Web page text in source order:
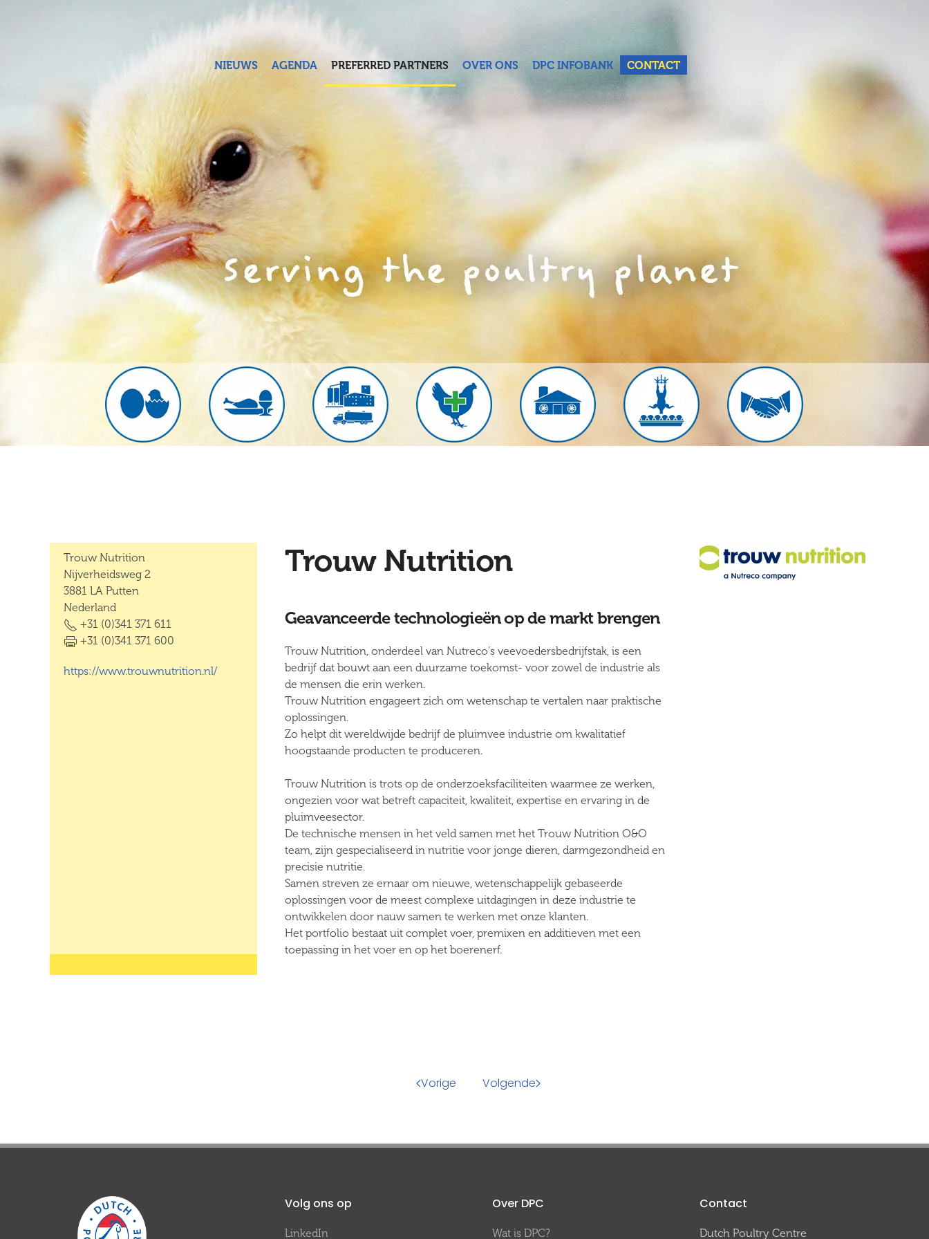
NIEUWS AGENDA PREFERRED PARTNERS OVER ONS DPC INFOBANK CONTACT
Trouw Nutrition
Nijverheidsweg 2
3881 LA Putten
Nederland
+31 (0)341 371 611
+31 (0)341 371 600
https://www.trouwnutrition.nl/
Trouw Nutrition
Geavanceerde technologieën op de markt brengen
Trouw Nutrition, onderdeel van Nutreco's veevoedersbedrijfstak, is een
bedrijf dat bouwt aan een duurzame toekomst- voor zowel de industrie als
de mensen die erin werken.
Trouw Nutrition engageert zich om wetenschap te vertalen naar praktische
oplossingen.
Zo helpt dit wereldwijde bedrijf de pluimvee industrie om kwalitatief
hoogstaande producten te produceren.
Trouw Nutrition is trots op de onderzoeksfaciliteiten waarmee ze werken,
ongezien voor wat betreft capaciteit, kwaliteit, expertise en ervaring in de
pluimveesector.
De technische mensen in het veld samen met het Trouw Nutrition O&O
team, zijn gespecialiseerd in nutritie voor jonge dieren, darmgezondheid en
precisie nutritie.
Samen streven ze ernaar om nieuwe, wetenschappelijk gebaseerde
oplossingen voor de meest complexe uitdagingen in deze industrie te
ontwikkelen door nauw samen te werken met onze klanten.
Het portfolio bestaat uit complet voer, premixen en additieven met een
toepassing in het voer en op het boerenerf.
Vorige Volgende
Volg ons op
LinkedIn
Over DPC
Wat is DPC?
Contact
Dutch Poultry Centre